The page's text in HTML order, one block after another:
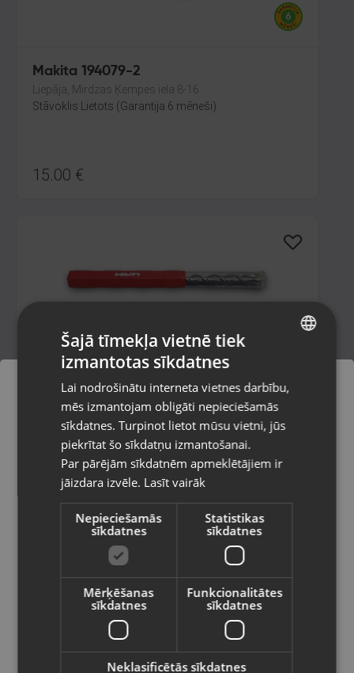
Makita 194079-2
Liepāja, Mirdzas Ķempes iela 8-16
Stāvoklis Lietots (Garantija 6 mēneši)
15.00 €
Hilti TE-YX 20/32
Rīga, Tilta iela 12
Stāvoklis Mazlietots (Garantija 12 mēneši)
12.00€
Hilti HRD-C 8x100
Pasūtījumi tiks piegādāti uz
izvēlēto valsti
Vietnes saturs būs attēlots izvēlētajā
valodā
Valsts
Latviešu / Latvian
RUSSIAN
Šajā tīmekļa vietnē tiek
izmantotas sīkdatnes
Lai nodrošinātu interneta vietnes darbību,
mēs izmantojam obligāti nepieciešamās
sīkdatnes. Turpinot lietot mūsu vietni, jūs
piekrītat šo sīkdatņu izmantošanai.
Par pārējām sīkdatnēm apmeklētājiem ir
jāizdara izvēle. Lasīt vairāk
Nepieciešamās
sīkdatnes
Statistikas
sīkdatnes
Mērķēšanas
sīkdatnes
Funkcionalitātes
sīkdatnes
Neklasificētās sīkdatnes